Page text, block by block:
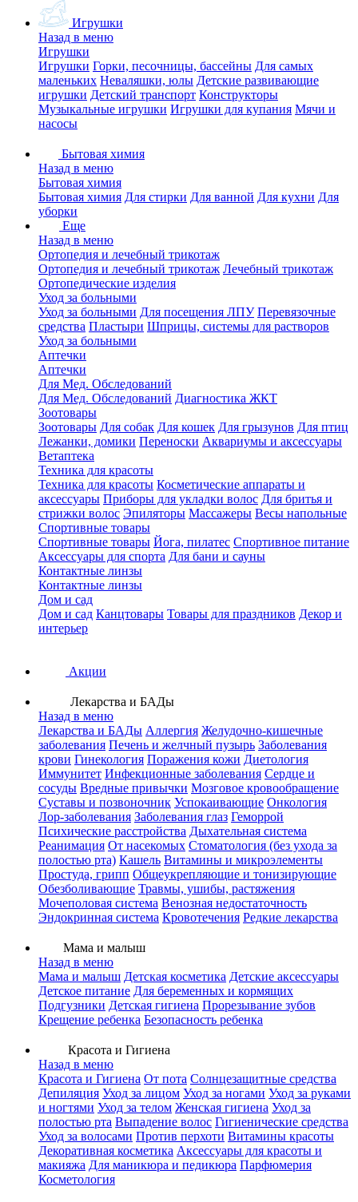
Игрушки
Назад в меню
Игрушки
Игрушки Горки, песочницы, бассейны Для самых
маленьких Неваляшки, юлы Детские развивающие
игрушки Детский транспорт Конструкторы
Музыкальные игрушки Игрушки для купания Мячи и
насосы
Бытовая химия
Назад в меню
Бытовая химия
Бытовая химия Для стирки Для ванной Для кухни Для
уборки
Еще
Назад в меню
Ортопедия и лечебный трикотаж
Ортопедия и лечебный трикотаж Лечебный трикотаж
Ортопедические изделия
Уход за больными
Уход за больными Для посещения ЛПУ Перевязочные
средства Пластыри Шприцы, системы для растворов
Уход за больными
Аптечки
Аптечки
Для Мед. Обследований
Для Мед. Обследований Диагностика ЖКТ
Зоотовары
Зоотовары Для собак Для кошек Для грызунов Для птиц
Лежанки, домики Переноски Аквариумы и аксессуары
Ветаптека
Техника для красоты
Техника для красоты Косметические аппараты и
аксессуары Приборы для укладки волос Для бритья и
стрижки волос Эпиляторы Массажеры Весы напольные
Спортивные товары
Спортивные товары Йога, пилатес Спортивное питание
Аксессуары для спорта Для бани и сауны
Контактные линзы
Контактные линзы
Дом и сад
Дом и сад Канцтовары Товары для праздников Декор и
интерьер
Акции
Лекарства и БАДы
Назад в меню
Лекарства и БАДы Аллергия Желудочно-кишечные
заболевания Печень и желчный пузырь Заболевания
крови Гинекология Поражения кожи Диетология
Иммунитет Инфекционные заболевания Сердце и
сосуды Вредные привычки Мозговое кровообращение
Суставы и позвоночник Успокаивающие Онкология
Лор-заболевания Заболевания глаз Геморрой
Психические расстройства Дыхательная система
Реанимация От насекомых Стоматология (без ухода за
полостью рта) Кашель Витамины и микроэлементы
Простуда, грипп Общеукрепляющие и тонизирующие
Обезболивающие Травмы, ушибы, растяжения
Мочеполовая система Венозная недостаточность
Эндокринная система Кровотечения Редкие лекарства
Мама и малыш
Назад в меню
Мама и малыш Детская косметика Детские аксессуары
Детское питание Для беременных и кормящих
Подгузники Детская гигиена Прорезывание зубов
Крещение ребенка Безопасность ребенка
Красота и Гигиена
Назад в меню
Красота и Гигиена От пота Солнцезащитные средства
Депиляция Уход за лицом Уход за ногами Уход за руками
и ногтями Уход за телом Женская гигиена Уход за
полостью рта Выпадение волос Гигиенические средства
Уход за волосами Против перхоти Витамины красоты
Декоративная косметика Аксессуары для красоты и
макияжа Для маникюра и педикюра Парфюмерия
Косметология